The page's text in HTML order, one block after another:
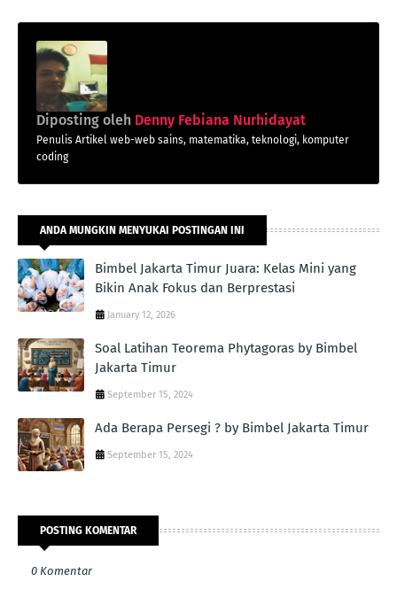
Diposting oleh Denny Febiana Nurhidayat
Penulis Artikel web-web sains, matematika, teknologi, komputer
coding
ANDA MUNGKIN MENYUKAI POSTINGAN INI
Bimbel Jakarta Timur Juara: Kelas Mini yang
Bikin Anak Fokus dan Berprestasi
January 12, 2026
Soal Latihan Teorema Phytagoras by Bimbel
Jakarta Timur
September 15, 2024
Ada Berapa Persegi ? by Bimbel Jakarta Timur
September 15, 2024
POSTING KOMENTAR
0 Komentar